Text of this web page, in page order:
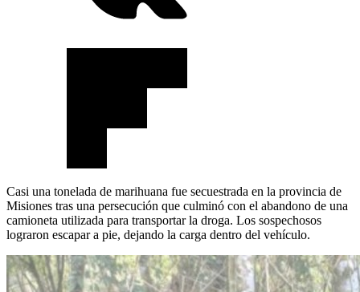
Casi una tonelada de marihuana fue secuestrada en la provincia de
Misiones tras una persecución que culminó con el abandono de una
camioneta utilizada para transportar la droga. Los sospechosos
lograron escapar a pie, dejando la carga dentro del vehículo.